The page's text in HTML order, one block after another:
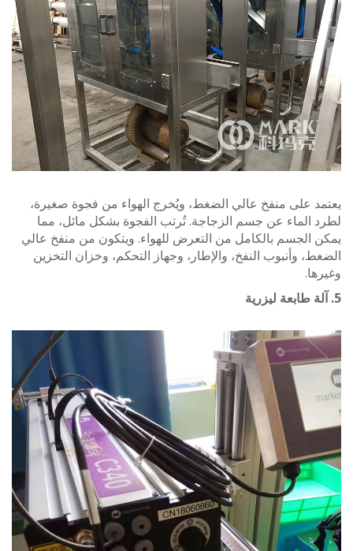
على منفخ عالي الضغط، ويُخرج الهواء من فجوة صغيرة،
الماء عن جسم الزجاجة. تُرتب الفجوة بشكل مائل، مما
الجسم بالكامل من التعرض للهواء. ويتكون من منفخ عالي
وأنبوب النفخ، والإطار، وجهاز التحكم، وخزان التخزين